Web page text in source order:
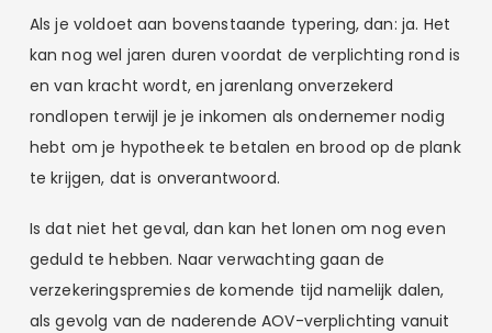
Als je voldoet aan bovenstaande typering, dan: ja. Het
kan nog wel jaren duren voordat de verplichting rond is
en van kracht wordt, en jarenlang onverzekerd
rondlopen terwijl je je inkomen als ondernemer nodig
hebt om je hypotheek te betalen en brood op de plank
te krijgen, dat is onverantwoord.
Is dat niet het geval, dan kan het lonen om nog even
geduld te hebben. Naar verwachting gaan de
verzekeringspremies de komende tijd namelijk dalen,
als gevolg van de naderende AOV-verplichting vanuit